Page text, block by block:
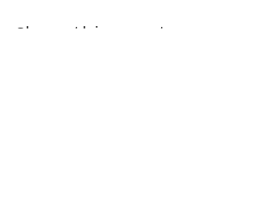
Share this event